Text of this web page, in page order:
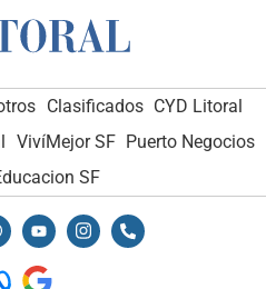
Clasificados CYD Litoral
VivíMejor SF Puerto Negocios
SF